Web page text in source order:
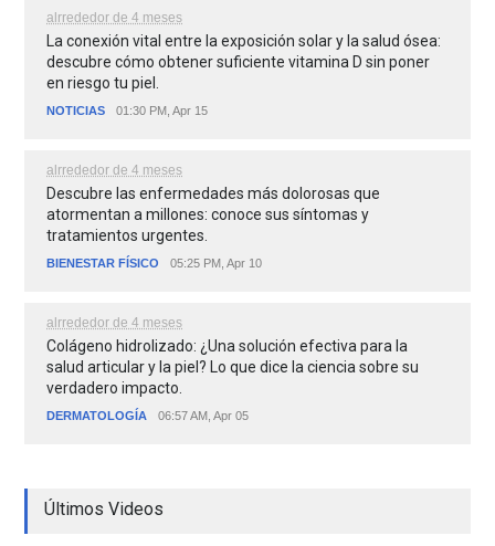
alrrededor de 4 meses
La conexión vital entre la exposición solar y la salud ósea:
descubre cómo obtener suficiente vitamina D sin poner
en riesgo tu piel.
NOTICIAS 01:30 PM, Apr 15
alrrededor de 4 meses
Descubre las enfermedades más dolorosas que
atormentan a millones: conoce sus síntomas y
tratamientos urgentes.
BIENESTAR FÍSICO 05:25 PM, Apr 10
alrrededor de 4 meses
Colágeno hidrolizado: ¿Una solución efectiva para la
salud articular y la piel? Lo que dice la ciencia sobre su
verdadero impacto.
DERMATOLOGÍA 06:57 AM, Apr 05
Últimos Videos